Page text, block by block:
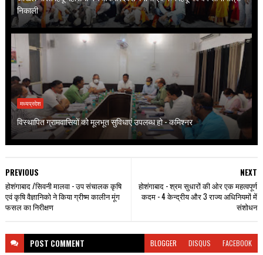
निकाली
मध्यप्रदेश
विस्थापित ग्रामवासियों को मूलभूत सुविधाएं उपलब्ध हो - कमिश्नर
NEXT
होशंगाबाद - श्रम सुधारों की ओर एक महत्वपूर्ण
कदम - 4 केन्द्रीय और 3 राज्य अधिनियमों में
संशोधन
PREVIOUS
होशंगाबाद /सिवनी मालवा - उप संचालक कृषि
एवं कृषि वैज्ञानिको ने किया ग्रीष्म कालीन मूंग
फसल का निरीक्षण
POST COMMENT BLOGGER DISQUS FACEBOOK